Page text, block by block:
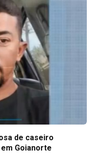
de caseiro
Goianorte